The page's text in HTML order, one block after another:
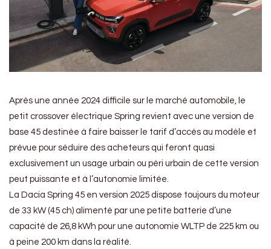
Après une année 2024 difficile sur le marché automobile, le
petit crossover électrique Spring revient avec une version de
base 45 destinée à faire baisser le tarif d’accès au modèle et
prévue pour séduire des acheteurs qui feront quasi
exclusivement un usage urbain ou péri urbain de cette version
peut puissante et à l’autonomie limitée.
La Dacia Spring 45 en version 2025 dispose toujours du moteur
de 33 kW (45 ch) alimenté par une petite batterie d’une
capacité de 26,8 kWh pour une autonomie WLTP de 225 km ou
à peine 200 km dans la réalité.